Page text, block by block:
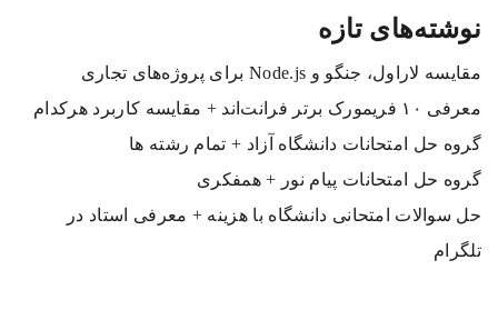
نوشته‌های تازه
مقایسه لاراول، جنگو و Node.js برای پروژه‌های تجاری
معرفی ۱۰ فریمورک برتر فرانت‌اند + مقایسه کاربرد هرکدام
گروه حل امتحانات دانشگاه آزاد + تمام رشته ها
گروه حل امتحانات پیام نور + همفکری
حل سوالات امتحانی دانشگاه با هزینه + معرفی استاد در
تلگرام